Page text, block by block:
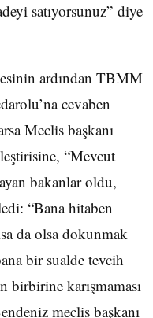
satıyorsunuz” diye
ardından TBMM
cevaben
Meclis başkanı
“Mevcut
bakanlar oldu,
“Bana hitaben
da olsa dokunmak
bir sualde tevcih
birbirine karışmaması
meclis başkanı